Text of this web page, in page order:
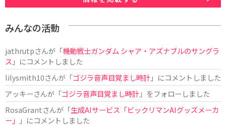
みんなの活動
jathrutpさんが「機動戦士ガンダム シャア・アズナブルのサングラ
ス 」にコメントしました
lilysmith10さんが「ゴジラ音声目覚まし時計」にコメントしました
アッキーさんが「ゴジラ音声目覚まし時計」をフォローしました
RosaGrantさんが「生成AIサービス「ビックリマンAIグッズメーカ
ー」
」にコメントしました